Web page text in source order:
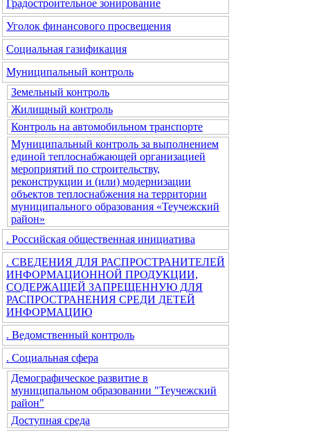
Градостроительное зонирование
Уголок финансового просвещения
Социальная газификация
Муниципальный контроль
Земельный контроль
Жилищный контроль
Контроль на автомобильном транспорте
Муниципальный контроль за выполнением
единой теплоснабжающей организацией
мероприятий по строительству,
реконструкции и (или) модернизации
объектов теплоснабжения на территории
муниципального образования «Теучежский
район»
. Российская общественная инициатива
. СВЕДЕНИЯ ДЛЯ РАСПРОСТРАНИТЕЛЕЙ
ИНФОРМАЦИОННОЙ ПРОДУКЦИИ,
СОДЕРЖАЩЕЙ ЗАПРЕЩЕННУЮ ДЛЯ
РАСПРОСТРАНЕНИЯ СРЕДИ ДЕТЕЙ
ИНФОРМАЦИЮ
. Ведомственный контроль
. Социальная сфера
Демографическое развитие в
муниципальном образовании "Теучежский
район"
Доступная среда